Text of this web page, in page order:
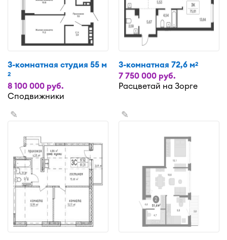
3-комнатная студия 55 м
2
8 100 000 руб.
Сподвижники
3-комнатная 72,6 м2
7 750 000 руб.
Расцветай на Зорге
✎ ✎